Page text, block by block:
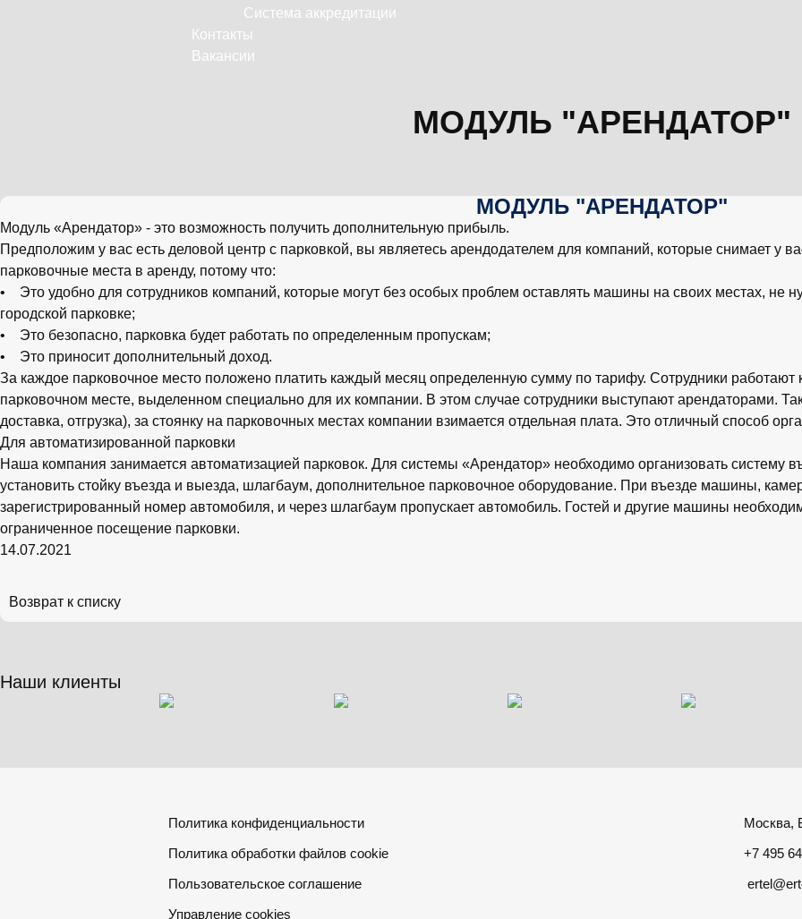
Система аккредитации
Контакты
Вакансии
МОДУЛЬ "АРЕНДАТОР"
МОДУЛЬ "АРЕНДАТОР"
Модуль «Арендатор» - это возможность получить дополнительную прибыль.
Предположим у вас есть деловой центр с парковкой, вы являетесь арендодателем для компаний, которые снимает у
парковочные места в аренду, потому что:
• Это удобно для сотрудников компаний, которые могут без особых проблем оставлять машины на своих местах, не
городской парковке;
• Это безопасно, парковка будет работать по определенным пропускам;
• Это приносит дополнительный доход.
За каждое парковочное место положено платить каждый месяц определенную сумму по тарифу. Сотрудники
парковочном месте, выделенном специально для их компании. В этом случае сотрудники выступают арендаторами.
доставка, отгрузка), за стоянку на парковочных местах компании взимается отдельная плата. Это отличный способ
Для автоматизированной парковки
Наша компания занимается автоматизацией парковок. Для системы «Арендатор» необходимо организовать систему
установить стойку въезда и выезда, шлагбаум, дополнительное парковочное оборудование. При въезде машины,
зарегистрированный номер автомобиля, и через шлагбаум пропускает автомобиль. Гостей и другие машины
ограниченное посещение парковки.
14.07.2021
Возврат к списку
Наши клиенты
Политика конфиденциальности
Политика обработки файлов cookie
Пользовательское соглашение
Управление cookies
Москва,
+7 495